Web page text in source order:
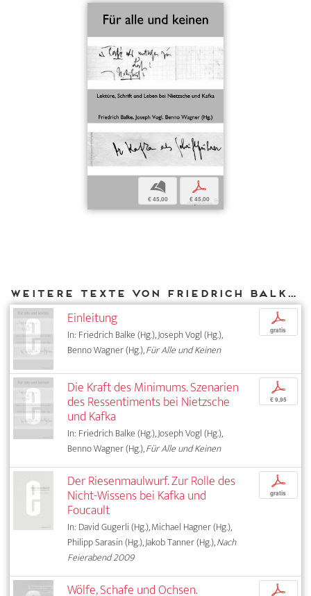
b
€ 45,00
p
€ 45,00
Weitere Texte von Friedrich Balke bei DIAPHANES
Einleitung
In: Friedrich Balke (Hg.), Joseph Vogl (Hg.),
Benno Wagner (Hg.),Für Alle und Keinen
p
gratis
Die Kraft des Minimums. Szenarien
des Ressentiments bei Nietzsche
und Kafka
In: Friedrich Balke (Hg.), Joseph Vogl (Hg.),
Benno Wagner (Hg.),Für Alle und Keinen
p
€ 9,95
Der Riesenmaulwurf. Zur Rolle des
Nicht-Wissens bei Kafka und
Foucault
In: David Gugerli (Hg.), Michael Hagner (Hg.),
Philipp Sarasin (Hg.), Jakob Tanner (Hg.),Nach
Feierabend 2009
p
gratis
Wölfe, Schafe und Ochsen. p